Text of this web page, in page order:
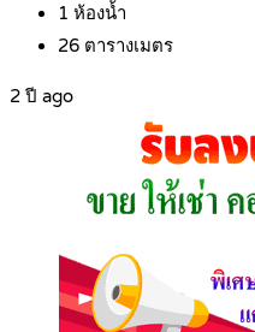
1 ห้องน้ำ
26 ตารางเมตร
2 ปี ago